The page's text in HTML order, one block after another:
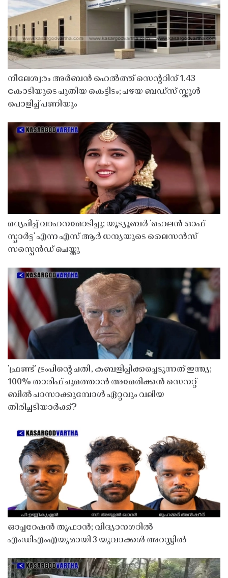
നീലേശ്വരം അർബൻ ഹെൽത്ത് സെൻ്ററിന് 1.43
കോടിയുടെ പുതിയ കെട്ടിടം; പഴയ ബഡ്സ് സ്കൂൾ
പൊളിച്ച് പണിയും
മദ്യപിച്ച് വാഹനമോടിച്ചു; യൂട്യൂബർ 'ഹെലൻ ഓഫ്
സ്പാർട്ട' എന്ന എസ് ആർ ധന്യയുടെ ലൈസൻസ്
സസ്പെൻഡ് ചെയ്തു ​​​​​​​
'ഫ്രണ്ട്' ട്രംപിന്റെ ചതി, കബളിപ്പിക്കപ്പെടുന്നത് ഇന്ത്യ;
100% താരിഫ് ചുമത്താൻ അമേരിക്കൻ സെനറ്റ്
ബിൽ പാസാക്കുമ്പോൾ ഏറ്റവും വലിയ
തിരിച്ചടിയാർക്ക്?
ഓപ്പറേഷൻ തൂഫാൻ; വിദ്യാനഗറിൽ
എംഡിഎംഎയുമായി 3 യുവാക്കൾ അറസ്റ്റിൽ